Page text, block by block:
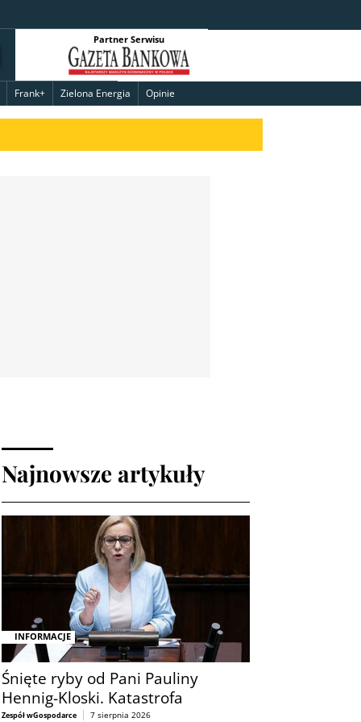
Partner Serwisu
Frank+ Zielona Energia Opinie
Najnowsze artykuły
INFORMACJE
Śnięte ryby od Pani Pauliny
Hennig-Kloski. Katastrofa
Zespół wGospodarce 7 sierpnia 2026